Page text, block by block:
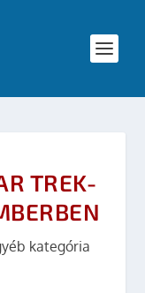
TREK-
kategória